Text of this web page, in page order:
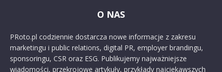
O NAS
PRoto.pl codziennie dostarcza nowe informacje z zakresu
marketingu i public relations, digital PR, employer brandingu,
sponsoringu, CSR oraz ESG. Publikujemy najważniejsze
wiadomości, przekrojowe artykuły, przykłady najciekawszych